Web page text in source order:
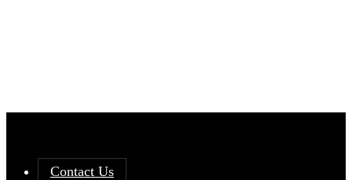
Contact Us